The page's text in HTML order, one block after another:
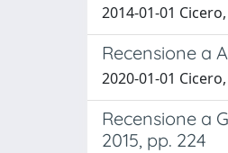
2014-01-01
Recensione a
2020-01-01 Cicero,
Recensione a
2015, pp. 224